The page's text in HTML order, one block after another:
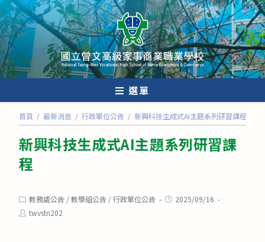
跳
轉
至
主
要
內
選單
首頁 / 最新消息 / 行政單位公告 / 新興科技生成式AI主題系列研習課程
新興科技生成式AI主題系列研習課
程
Post
category:
教務處公告 /教學組公告 /行政單位公告
Post2025/09/16
Posttwvstn202